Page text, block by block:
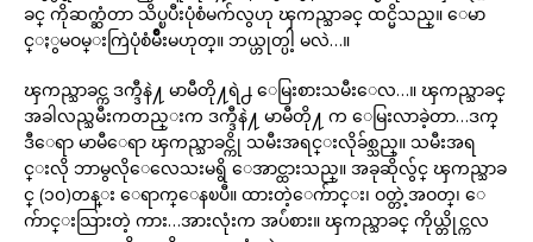
ခင္ ကိုဆက္ဆံတာ သိပ္ၿပီးပုံစံမက်လွဟု ၾကည္သာခင္ ထင္မိသည္။ ေမာ
င္ႏွမဝမ္းကြဲပုံစံမ်ိဳးမဟုတ္။ ဘယ္ဟုတ္ပါ့ မလဲ…။
ၾကည္သာခင္က ဒက္ဒီနဲ႔ မာမီတို႔ရဲ႕ ေမြးစားသမီးေလ…။ ၾကည္သာခင္
အခါလည္သမီးကတည္းက ဒက္ဒီနဲ႔ မာမီတို႔ က ေမြးလာခဲ့တာ…ဒက္
ဒီေရာ မာမီေရာ ၾကည္သာခင္ကို သမီးအရင္းလိုခ်စ္သည္။ သမီးအရ
င္းလို ဘာမွလိုေလေသးမရွိ ေအာင္ထားသည္။ အခုဆိုလွ်င္ ၾကည္သာခ
င္ (၁၀)တန္း ေရာက္ေနၿပီ။ ထားတဲ့ေက်ာင္း၊ ဝတ္တဲ့အဝတ္၊ ေ
က်ာင္းသြားတဲ့ ကား…အားလုံးက အပ်ံစား။ ၾကည္သာခင္ ကိုယ္တိုင္ကလ